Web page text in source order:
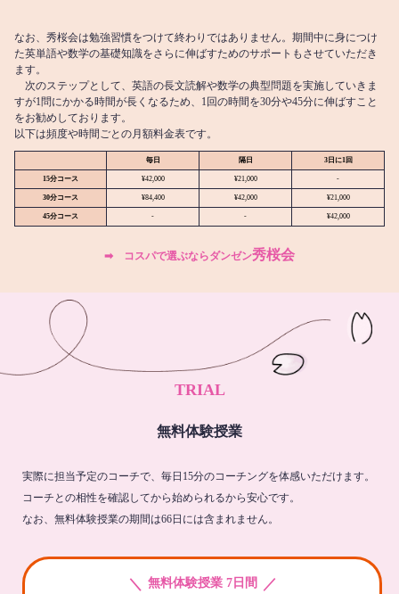
なお、秀桜会は勉強習慣をつけて終わりではありません。期間中に身につけ
た英単語や数学の基礎知識をさらに伸ばすためのサポートもさせていただき
ます。
次のステップとして、英語の長文読解や数学の典型問題を実施していきま
すが1問にかかる時間が長くなるため、1回の時間を30分や45分に伸ばすこと
をお勧めしております。
以下は頻度や時間ごとの月額料金表です。
毎日 隔日 3日に1回
15分コース ¥42,000 ¥21,000 -
30分コース ¥84,400 ¥42,000 ¥21,000
45分コース - - ¥42,000
➡︎ コスパで選ぶならダンゼン秀桜会
TRIAL
無料体験授業
実際に担当予定のコーチで、毎日15分のコーチングを体感いただけます。
コーチとの相性を確認してから始められるから安心です。
なお、無料体験授業の期間は66日には含まれません。
＼ 無料体験授業 7日間 ／